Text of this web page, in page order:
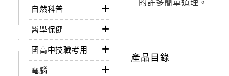
自然科普
醫學保健
國高中技職考用
電腦
產品目錄